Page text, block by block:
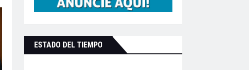
ESTADO DEL TIEMPO